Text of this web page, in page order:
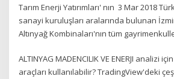
Tarım Enerji Yatırımları' nın 3 Mar 2018
sanayi kuruluşları aralarında bulunan
Altınyağ Kombinaları'nın tüm
ALTINYAG MADENCILIK VE ENERJI analizi
araçları kullanılabilir? TradingView'deki